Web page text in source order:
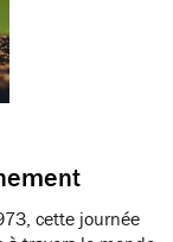
cette journée